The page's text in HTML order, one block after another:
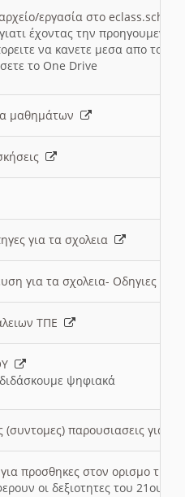
εργασία στο eclass.sch.gr
έχοντας την
να κανετε μεσα απο το
το One Drive
μαθημάτων
για τα σχολεια
για τα σχολεια- Οδηγιες
ΤΠΕ
ψηφιακά
(συντομες) παρουσιασεις για
για προσθηκες στον ορισμο
οι δεξιοτητες του 21ου